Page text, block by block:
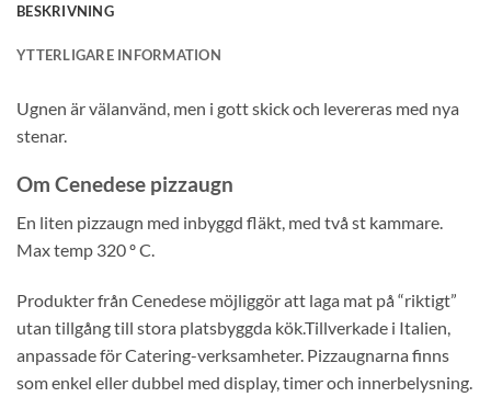
BESKRIVNING
YTTERLIGARE INFORMATION
Ugnen är välanvänd, men i gott skick och levereras med nya
stenar.
Om Cenedese pizzaugn
En liten pizzaugn med inbyggd fläkt, med två st kammare.
Max temp 320 º C.
Produkter från Cenedese möjliggör att laga mat på “riktigt”
utan tillgång till stora platsbyggda kök.Tillverkade i Italien,
anpassade för Catering-verksamheter. Pizzaugnarna finns
som enkel eller dubbel med display, timer och innerbelysning.